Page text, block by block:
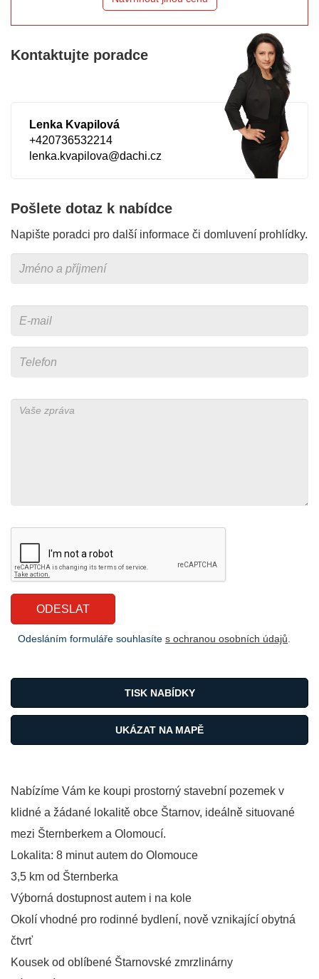
Nabízíme Vám ke koupi prostorný stavební pozemek v
klidné a žádané lokalitě obce Štarnov, ideálně situované
mezi Šternberkem a Olomoucí.
Lokalita: 8 minut autem do Olomouce
3,5 km od Šternberka
Výborná dostupnost autem i na kole
Okolí vhodné pro rodinné bydlení, nově vznikající obytná
čtvrť
Kousek od oblíbené Štarnovské zmrzlinárny
UKÁZAT NA MAPĚ
TISK NABÍDKY
Kontaktujte poradce
Lenka Kvapilová
+420736532214
lenka.kvapilova@dachi.cz
Pošlete dotaz k nabídce
Napište poradci pro další informace či domluvení prohlídky.
Odesláním formuláře souhlasíte s ochranou osobních údajů